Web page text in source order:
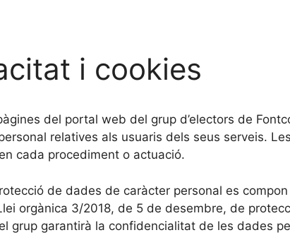
i cookies
del portal web del grup d’electors de
relatives als usuaris dels seus serveis.
cada procediment o actuació.
de dades de caràcter personal es
orgànica 3/2018, de 5 de desembre, de
grup garantirà la confidencialitat de les dades